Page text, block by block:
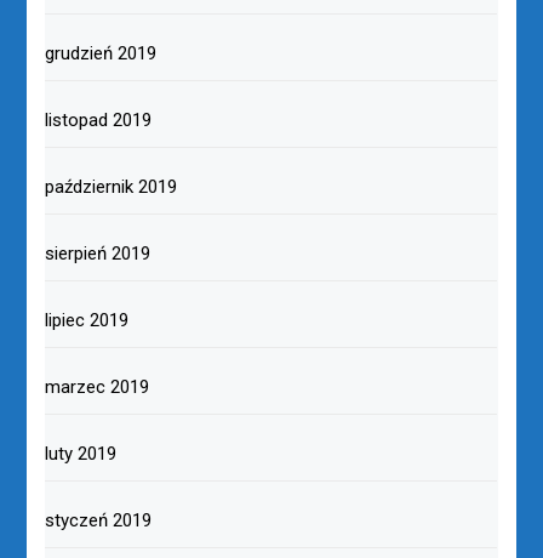
grudzień 2019
listopad 2019
październik 2019
sierpień 2019
lipiec 2019
marzec 2019
luty 2019
styczeń 2019